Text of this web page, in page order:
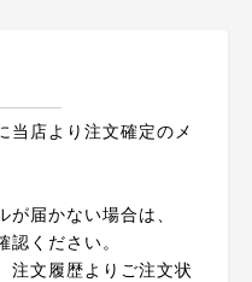
当店より注文確定のメ
が届かない場合は、
認ください。
注文履歴よりご注文状